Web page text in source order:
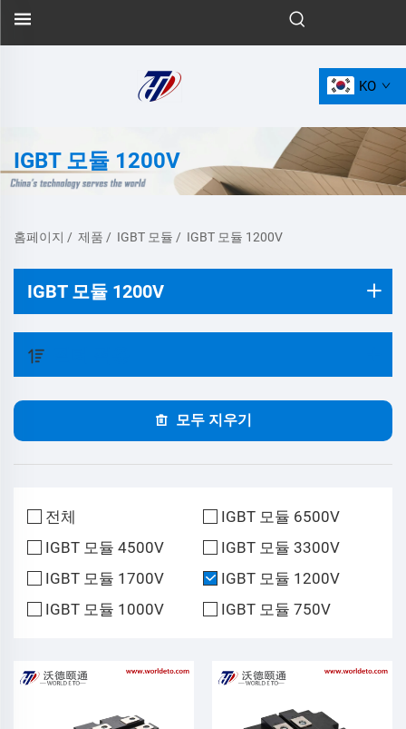
KO
IGBT 모듈 1200V
홈페이지 / 제품 / IGBT 모듈 / IGBT 모듈 1200V
IGBT 모듈 1200V
모두 지우기
전체
IGBT 모듈 6500V
IGBT 모듈 4500V
IGBT 모듈 3300V
IGBT 모듈 1700V
IGBT 모듈 1200V
IGBT 모듈 1000V
IGBT 모듈 750V